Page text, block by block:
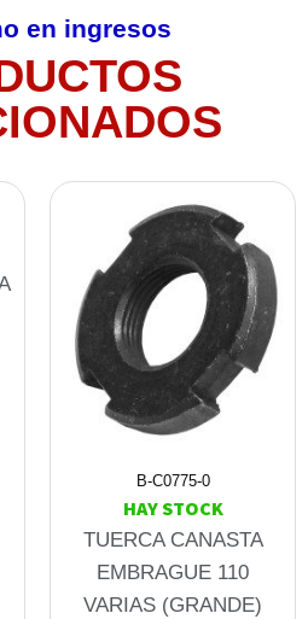
en ingresos
B-C0775-0
HAY STOCK
TUERCA CANASTA
EMBRAGUE 110
VARIAS (GRANDE)